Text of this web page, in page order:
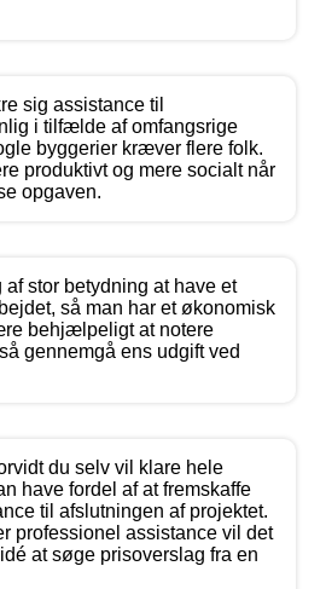
sig assistance til
i tilfælde af omfangsrige
byggerier kræver flere folk.
produktivt og mere socialt når
opgaven.
stor betydning at have et
så man har et økonomisk
behjælpeligt at notere
gennemgå ens udgift ved
du selv vil klare hele
have fordel af at fremskaffe
til afslutningen af projektet.
professionel assistance vil det
at søge prisoverslag fra en